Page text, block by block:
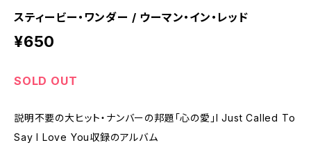
スティービー・ワンダー / ウーマン・イン・レッド
¥650
SOLD OUT
説明不要の大ヒット・ナンバーの邦題「心の愛」I Just Called To
Say I Love You収録のアルバム